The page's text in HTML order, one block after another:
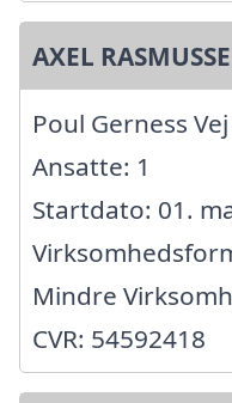
AXEL
Poul Gerness
Ansatte: 1
Startdato: 01.
Mindre
CVR: 54592418